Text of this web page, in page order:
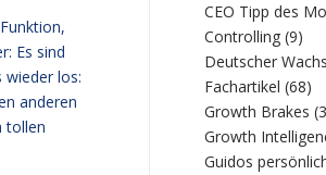
Es sind
wieder los:
anderen
tollen
CEO Tipp des
Controlling (9)
Deutscher
Fachartikel (68)
Growth Brakes
Growth
Guidos